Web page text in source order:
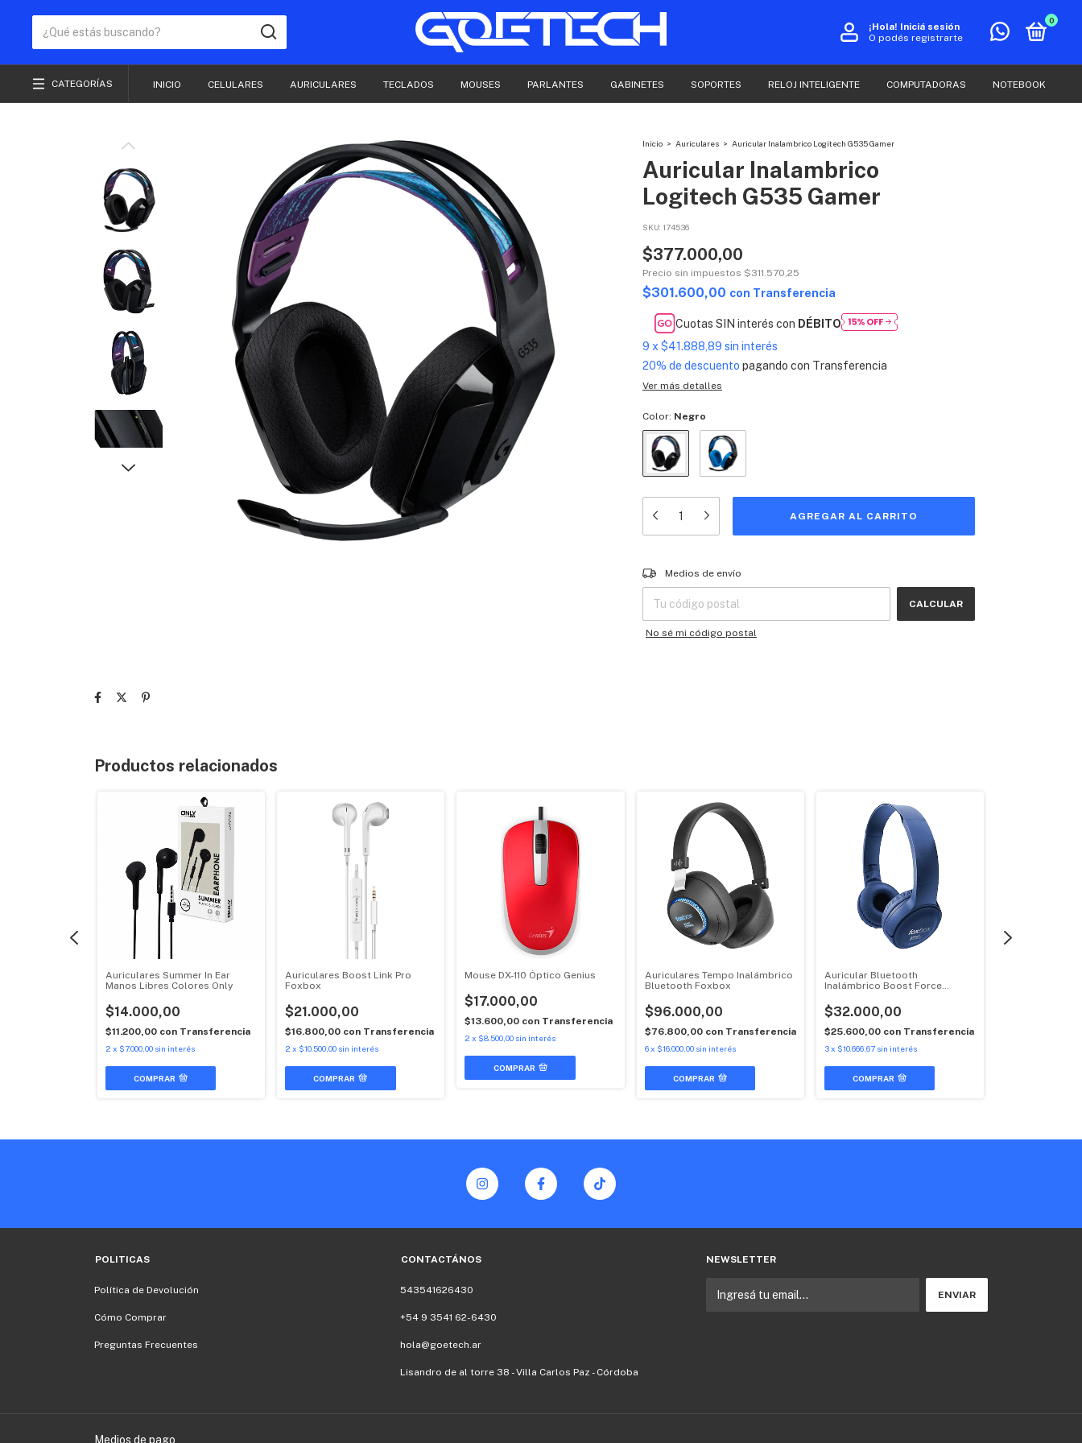
¡Hola! Iniciá sesión
O podés registrarte
0
CATEGORÍAS INICIO CELULARES AURICULARES TECLADOS MOUSES PARLANTES GABINETES SOPORTES RELOJ INTELIGENTE COMPUTADORAS NOTEBOOK
Inicio > Auriculares > Auricular Inalambrico Logitech G535 Gamer
Auricular Inalambrico
Logitech G535 Gamer
SKU: 174536
$377.000,00
Precio sin impuestos $311.570,25
$301.600,00 con Transferencia
Cuotas SIN interés con DÉBITO
9 x $41.888,89 sin interés
20% de descuento pagando con Transferencia
Ver más detalles
Color: Negro
Entregas para el CP:
Medios de envío
CALCULAR
No sé mi código postal
Productos relacionados
Auriculares Summer In Ear
Manos Libres Colores Only
$14.000,00
$11.200,00 con Transferencia
2 x $7.000,00 sin interés
COMPRAR
Auriculares Boost Link Pro
Foxbox
$21.000,00
$16.800,00 con Transferencia
2 x $10.500,00 sin interés
COMPRAR
Mouse DX-110 Óptico Genius
$17.000,00
$13.600,00 con Transferencia
2 x $8.500,00 sin interés
COMPRAR
Auriculares Tempo Inalámbrico
Bluetooth Foxbox
$96.000,00
$76.800,00 con Transferencia
6 x $16.000,00 sin interés
COMPRAR
Auricular Bluetooth
Inalámbrico Boost Force
$32.000,00
$25.600,00 con Transferencia
3x $10.666,67 sin interés
COMPRAR
POLITICAS
Política de Devolución
Cómo Comprar
Preguntas Frecuentes
CONTACTÁNOS
543541626430
+54 9 3541 62-6430
hola@goetech.ar
Lisandro de al torre 38 - Villa Carlos Paz - Córdoba
NEWSLETTER
Medios de pago